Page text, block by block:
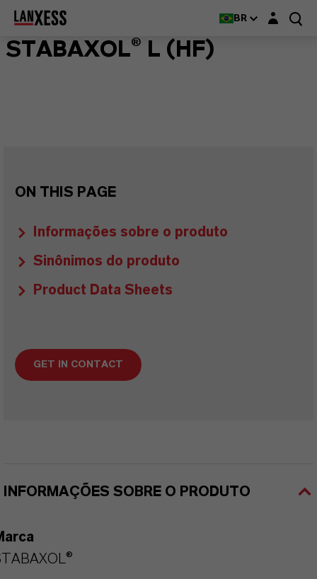
BR Login layer
STABAXOL® L (HF)
ON THIS PAGE
Informações sobre o produto
Sinônimos do produto
Product Data Sheets
GET IN CONTACT
INFORMAÇÕES SOBRE O PRODUTO